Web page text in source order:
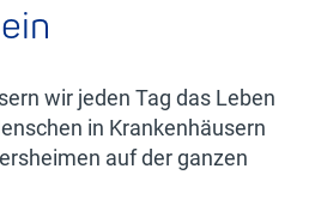
wir jeden Tag das Leben
in Krankenhäusern
auf der ganzen